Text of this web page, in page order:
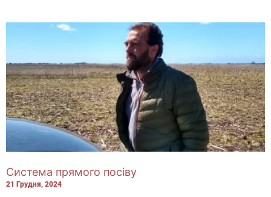
Система прямого посіву
21 Грудня, 2024